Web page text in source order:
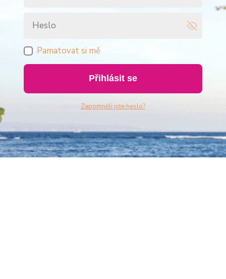
Pamatovat si mě
Přihlásit se
Zapomněli jste heslo?